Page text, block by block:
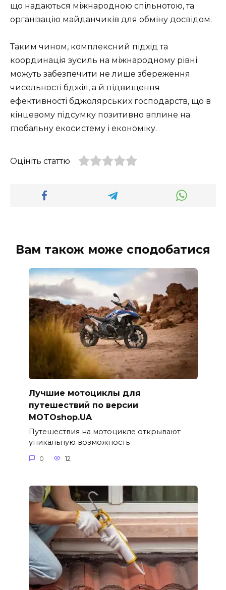
що надаються міжнародною спільнотою, та
організацію майданчиків для обміну досвідом.
Таким чином, комплексний підхід та
координація зусиль на міжнародному рівні
можуть забезпечити не лише збереження
чисельності бджіл, а й підвищення
ефективності бджолярських господарств, що в
кінцевому підсумку позитивно вплине на
глобальну екосистему і економіку.
Оцініть статтю
Вам також може сподобатися
Лучшие мотоциклы для
путешествий по версии
MOTOshop.UA
Путешествия на мотоцикле открывают
уникальную возможность
0 12